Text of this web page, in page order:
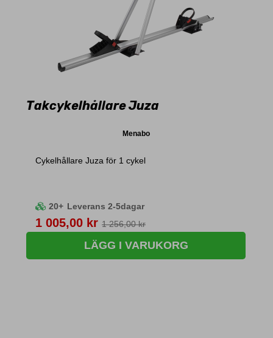
Takcykelhållare Juza
Menabo
Cykelhållare Juza för 1 cykel
20+ Leverans 2-5dagar
Pris
1 005,00 kr 1 256,00 kr
LÄGG I VARUKORG